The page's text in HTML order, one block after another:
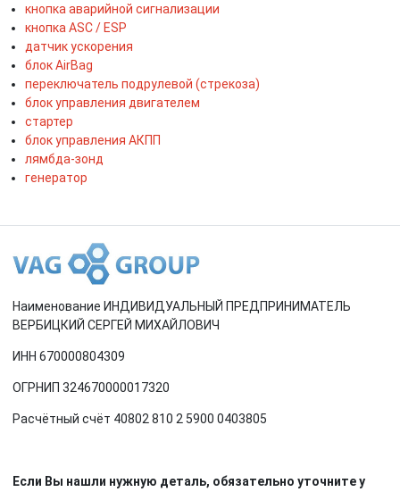
кнопка аварийной сигнализации
кнопка ASC / ESP
датчик ускорения
блок AirBag
переключатель подрулевой (стрекоза)
блок управления двигателем
стартер
блок управления АКПП
лямбда-зонд
генератор
Наименование ИНДИВИДУАЛЬНЫЙ ПРЕДПРИНИМАТЕЛЬ
ВЕРБИЦКИЙ СЕРГЕЙ МИХАЙЛОВИЧ
ИНН 670000804309
ОГРНИП 324670000017320
Расчётный счёт 40802 810 2 5900 0403805
Если Вы нашли нужную деталь, обязательно уточните у